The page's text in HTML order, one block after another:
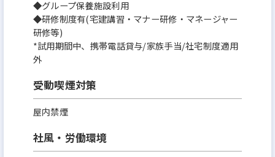
◆グループ保養施設利用
◆研修制度有(宅建講習・マナー研修・マネージャー
研修等)
*試用期間中、携帯電話貸与/家族手当/社宅制度適用
外
受動喫煙対策
屋内禁煙
社風・労働環境